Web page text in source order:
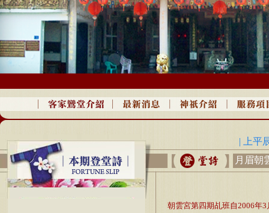
|
上平
月眉朝
朝雲宮第四期乩班自2006年